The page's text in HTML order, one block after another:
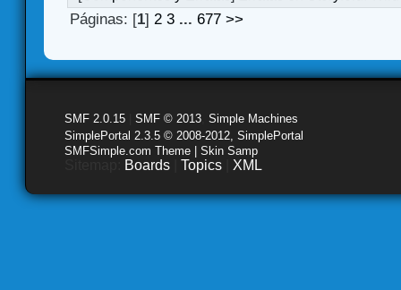
Páginas: [1]2 3 ...677 >>
SMF 2.0.15 SMF © 2013 Simple Machines
SimplePortal 2.3.5 © 2008-2012, SimplePortal
SMFSimple.com Theme | Skin Samp
Boards Topics XML